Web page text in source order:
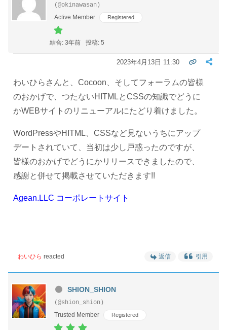
(@okinawasan)
Active Member
Registered
結合: 3年前 投稿: 5
2023年4月13日 11:30
わいひらさんと、Cocoon、そしてフォーラムの皆様
のおかげで、つたないHITMLとCSSの知識でどうに
かWEBサイトのリニューアルにたどり着けました。
WordPressやHITML、CSSなど見ないうちにアップ
デートされていて、当初は少し戸惑ったのですが、
皆様のおかげでどうにかリリースできましたので、
感謝と併せて掲載させていただきます!!
Agean.LLC コーポレートサイト
わいひら reacted 返信 引用
SHION_SHION
(@shion_shion)
Trusted Member
Registered